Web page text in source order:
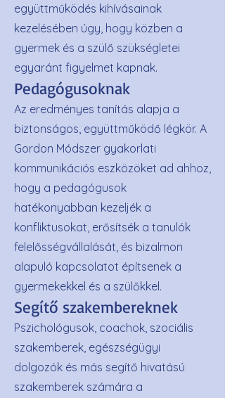
együttműködés kihívásainak
kezelésében úgy, hogy közben a
gyermek és a szülő szükségletei
egyaránt figyelmet kapnak.
Pedagógusoknak
Az eredményes tanítás alapja a
biztonságos, együttműködő légkör. A
Gordon Módszer gyakorlati
kommunikációs eszközöket ad ahhoz,
hogy a pedagógusok
hatékonyabban kezeljék a
konfliktusokat, erősítsék a tanulók
felelősségvállalását, és bizalmon
alapuló kapcsolatot építsenek a
gyermekekkel és a szülőkkel.
Segítő szakembereknek
Pszichológusok, coachok, szociális
szakemberek, egészségügyi
dolgozók és más segítő hivatású
szakemberek számára a